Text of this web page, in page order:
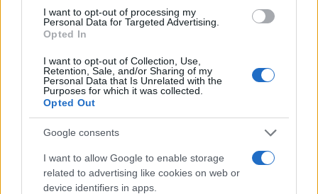
I want to opt-out of processing my
Personal Data for Targeted Advertising.
Opted In
I want to opt-out of Collection, Use,
Retention, Sale, and/or Sharing of my
Personal Data that Is Unrelated with the
Purposes for which it was collected.
Opted Out
Google consents
I want to allow Google to enable storage
related to advertising like cookies on web or
device identifiers in apps.
345 356 7512
Notizie in tempo reale?
GalluraOggi.it